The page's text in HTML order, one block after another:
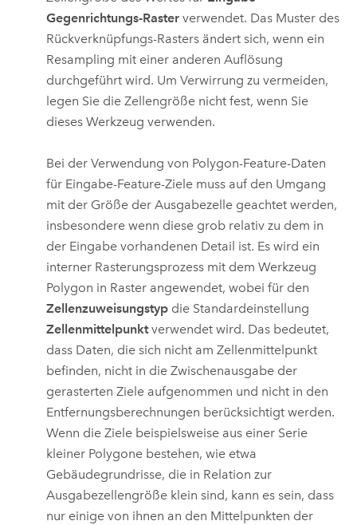
Gegenrichtungs-Raster verwendet. Das Muster des
Rückverknüpfungs-Rasters ändert sich, wenn ein
Resampling mit einer anderen Auflösung
durchgeführt wird. Um Verwirrung zu vermeiden,
legen Sie die Zellengröße nicht fest, wenn Sie
dieses Werkzeug verwenden.
Bei der Verwendung von Polygon-Feature-Daten
für Eingabe-Feature-Ziele muss auf den Umgang
mit der Größe der Ausgabezelle geachtet werden,
insbesondere wenn diese grob relativ zu dem in
der Eingabe vorhandenen Detail ist. Es wird ein
interner Rasterungsprozess mit dem Werkzeug
Polygon in Raster angewendet, wobei für den
Zellenzuweisungstyp die Standardeinstellung
Zellenmittelpunktverwendet wird. Das bedeutet,
dass Daten, die sich nicht am Zellenmittelpunkt
befinden, nicht in die Zwischenausgabe der
gerasterten Ziele aufgenommen und nicht in den
Entfernungsberechnungen berücksichtigt werden.
Wenn die Ziele beispielsweise aus einer Serie
kleiner Polygone bestehen, wie etwa
Gebäudegrundrisse, die in Relation zur
Ausgabezellengröße klein sind, kann es sein, dass
nur einige von ihnen an den Mittelpunkten der